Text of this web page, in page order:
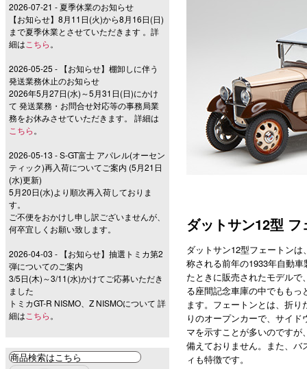
ダットサン12型
ダットサン12型フェートン
称される前年の1933年自動
たときに販売されたモデル
る座間記念車庫の中でもも
ます。フェートンとは、折
りのオープンカーで、サイ
マを示すことが多いのですが
備えておりません。また、バ
ィも特徴です。
2026-07-21 - 夏季休業のお知らせ
【お知らせ】8月11日(火)から8月16日(日)
まで夏季休業とさせていただきます 。詳
細は こちら 。
2026-05-25 - 【お知らせ】棚卸しに伴う
発送業務休止のお知らせ
2026年5月27日(水)～5月31日(日)にかけ
て 発送業務・お問合せ対応等の事務局業
務をお休みさせていただきます。 詳細は
こちら 。
2026-05-13 - S-GT富士 アパレル(オーセン
ティック)再入荷についてご案内 (5月21日
(水)更新)
5月20日(水)より順次再入荷しておりま
す。
ご不便をおかけし申し訳ございませんが、
何卒宜しくお願い致します。
2026-04-03 - 【お知らせ】抽選トミカ第2
弾についてのご案内
3/5日(木)～3/11(水)かけてご応募いただき
ました
トミカGT-R NISMO、Z NISMOについて 詳
細は こちら 。